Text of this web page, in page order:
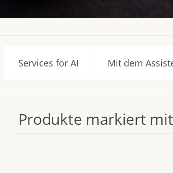
Services for AI Mit dem
Produkte markiert